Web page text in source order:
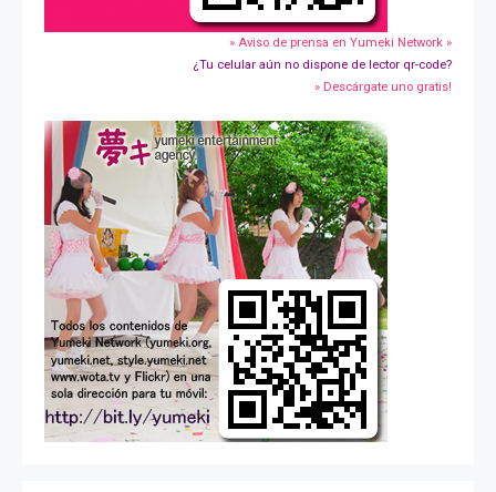
» Aviso de prensa en Yumeki Network »
¿Tu celular aún no dispone de lector qr-code?
» Descárgate uno gratis!